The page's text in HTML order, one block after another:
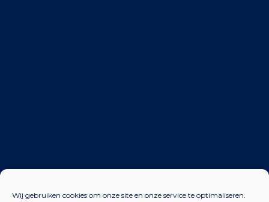
Wij gebruiken cookies om onze site en onze service te optimaliseren.